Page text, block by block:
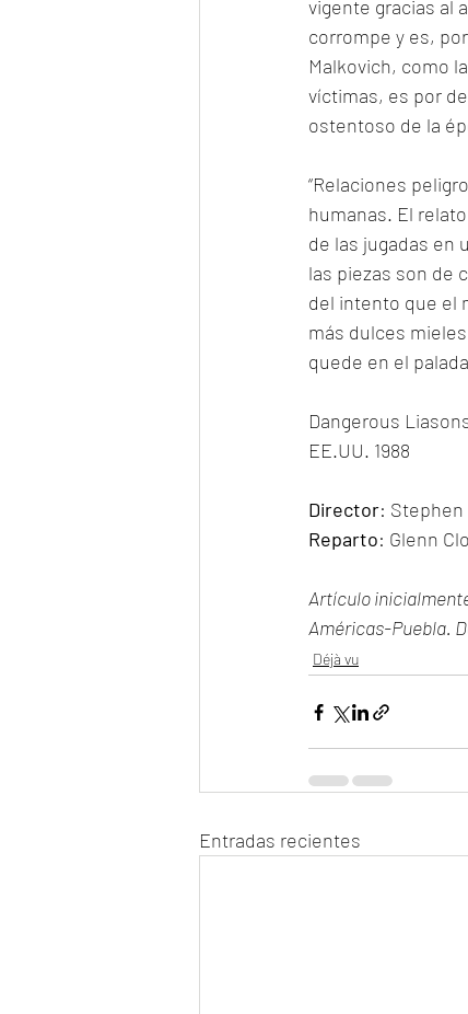
vigente gracias al
corrompe y es,
Malkovich, como
víctimas, es por
ostentoso de la
“Relaciones
humanas. El
de las jugadas en
las piezas son de
del intento que el
más dulces
quede en el
Dangerous
EE.UU. 1988
Director: Stephen
Reparto: Glenn
Artículo
Américas-Puebla.
Déjà vu
Entradas recientes